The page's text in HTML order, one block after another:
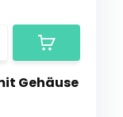
Gehäuse